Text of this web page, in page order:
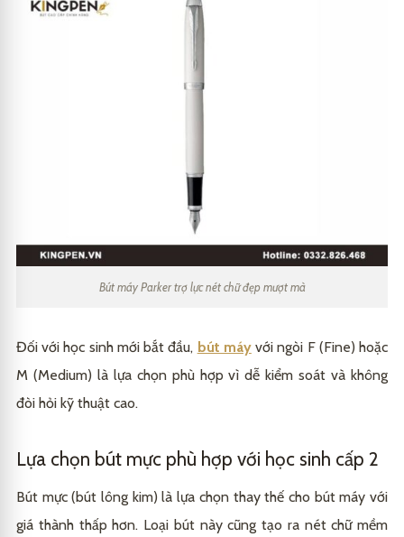
Bút máy Parker trợ lực nét chữ đẹp mượt mà
Đối với học sinh mới bắt đầu, bút máyvới ngòi F (Fine) hoặc
M (Medium) là lựa chọn phù hợp vì dễ kiểm soát và không
đòi hỏi kỹ thuật cao.
Lựa chọn bút mực phù hợp với học sinh cấp 2
Bút mực (bút lông kim) là lựa chọn thay thế cho bút máy với
giá thành thấp hơn. Loại bút này cũng tạo ra nét chữ mềm